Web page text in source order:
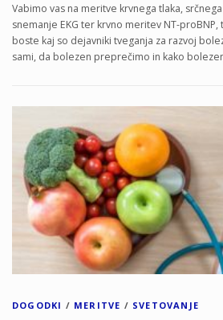
Vabimo vas na meritve krvnega tlaka,
snemanje EKG ter krvno meritev NT-
boste kaj so dejavniki tveganja za razvoj
sami, da bolezen preprečimo in kako
DOGODKI / MERITVE / SVETOVANJE